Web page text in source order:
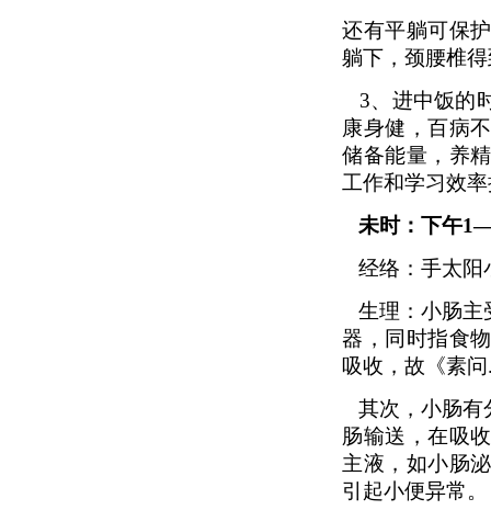
还有平躺可保
躺下，颈腰椎
3、进中饭的
康身健，百病
储备能量，养
工作和学习效
未时：下午
经络：手太
生理：小肠主
器，同时指食
吸收，故《素
其次，小肠有
肠输送，在吸
主液，如小肠
引起小便异常。